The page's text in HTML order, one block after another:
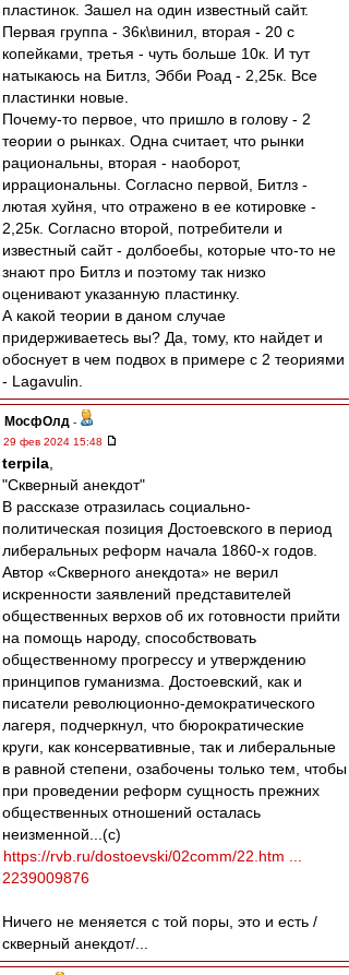
пластинок. Зашел на один известный сайт.
Первая группа - 36к\винил, вторая - 20 с
копейками, третья - чуть больше 10к. И тут
натыкаюсь на Битлз, Эбби Роад - 2,25к. Все
пластинки новые.
Почему-то первое, что пришло в голову - 2
теории о рынках. Одна считает, что рынки
рациональны, вторая - наоборот,
иррациональны. Согласно первой, Битлз -
лютая хуйня, что отражено в ее котировке -
2,25к. Согласно второй, потребители и
известный сайт - долбоебы, которые что-то не
знают про Битлз и поэтому так низко
оценивают указанную пластинку.
А какой теории в даном случае
придерживаетесь вы? Да, тому, кто найдет и
обоснует в чем подвох в примере с 2 теориями
- Lagavulin.
МосфОлд -
29 фев 2024 15:48
terpila
"Скверный анекдот"
В рассказе отразилась социально-
политическая позиция Достоевского в период
либеральных реформ начала 1860-х годов.
Автор «Скверного анекдота» не верил
искренности заявлений представителей
общественных верхов об их готовности прийти
на помощь народу, способствовать
общественному прогрессу и утверждению
принципов гуманизма. Достоевский, как и
писатели революционно-демократического
лагеря, подчеркнул, что бюрократические
круги, как консервативные, так и либеральные
в равной степени, озабочены только тем, чтобы
при проведении реформ сущность прежних
общественных отношений осталась
неизменной...(с)
https://rvb.ru/dostoevski/02comm/22.htm ...
2239009876
Ничего не меняется с той поры, это и есть /
скверный анекдот/...